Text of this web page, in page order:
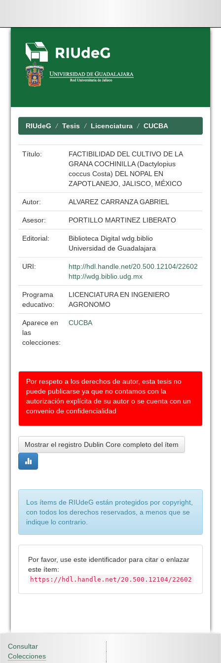
Skip
navigation
RIUdeG Tesis Licenciatura CUCBA
Título:
FACTIBILIDAD DEL CULTIVO DE LA
GRANA COCHINILLA (Dactylopius
coccus Costa) DEL NOPAL EN
ZAPOTLANEJO, JALISCO, MÉXICO
Autor: ALVAREZ CARRANZA GABRIEL
Asesor: PORTILLO MARTINEZ LIBERATO
Editorial:
Biblioteca Digital wdg.biblio
Universidad de Guadalajara
URI:
http://hdl.handle.net/20.500.12104/22602
http://wdg.biblio.udg.mx
Programa
educativo:
LICENCIATURA EN INGENIERO
AGRONOMO
Aparece en
las
colecciones:
CUCBA
Por respeto a los derechos de autor, esta tesis no
puede publicarse ya que no contamos con la
autorización explícita de su autor o se cuenta con un
convenio de confidencialidad
Mostrar el registro Dublin Core completo del ítem
Los ítems de RIUdeG están protegidos por copyright,
con todos los derechos reservados, a menos que se
indique lo contrario.
Por favor, use este identificador para citar o enlazar
este ítem:
https://hdl.handle.net/20.500.12104/22602
Consultar
Colecciones